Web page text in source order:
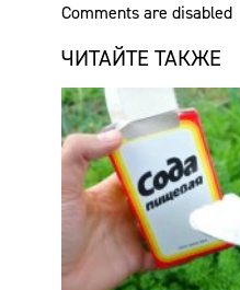
Comments are disabled
ЧИТАЙТЕ ТАКЖЕ